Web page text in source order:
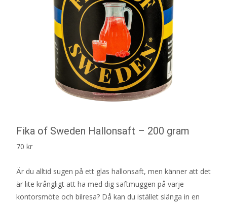
Fika of Sweden Hallonsaft – 200 gram
70 kr
Är du alltid sugen på ett glas hallonsaft, men känner att det
är lite krångligt att ha med dig saftmuggen på varje
kontorsmöte och bilresa? Då kan du istället slänga in en